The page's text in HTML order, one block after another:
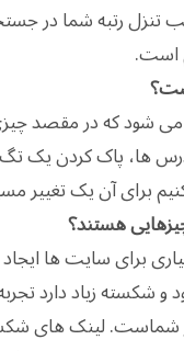
رتبه شما در
است.
شود که در مقصد
ها، پاک کردن
برای آن یک تغییر
هستند؟
برای سایت ها ایجاد
زیاد دارد
شماست. لینک های